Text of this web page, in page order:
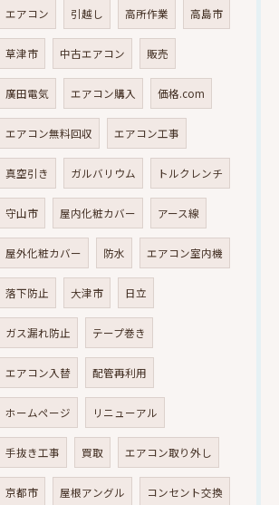
エアコン 引越し 高所作業 高島市
草津市 中古エアコン 販売
廣田電気 エアコン購入 価格.com
エアコン無料回収 エアコン工事
真空引き ガルバリウム トルクレンチ
守山市 屋内化粧カバー アース線
屋外化粧カバー 防水 エアコン室内機
落下防止 大津市 日立
ガス漏れ防止 テープ巻き
エアコン入替 配管再利用
ホームページ リニューアル
手抜き工事 買取 エアコン取り外し
京都市 屋根アングル コンセント交換